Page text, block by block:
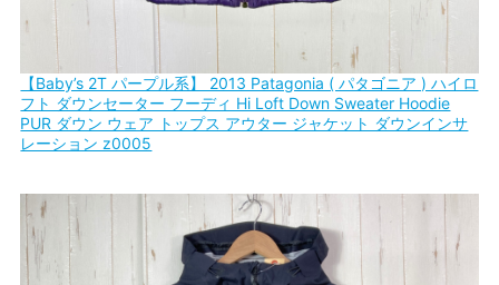
【Baby’s 2T パープル系】 2013 Patagonia ( パタゴニア ) ハイロ
フト ダウンセーター フーディ Hi Loft Down Sweater Hoodie
PUR ダウン ウェア トップス アウター ジャケット ダウンインサ
レーション z0005